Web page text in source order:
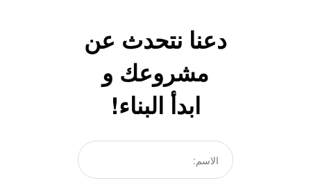
دعنا نتحدث عن
مشروعك و
ابدأ البناء!